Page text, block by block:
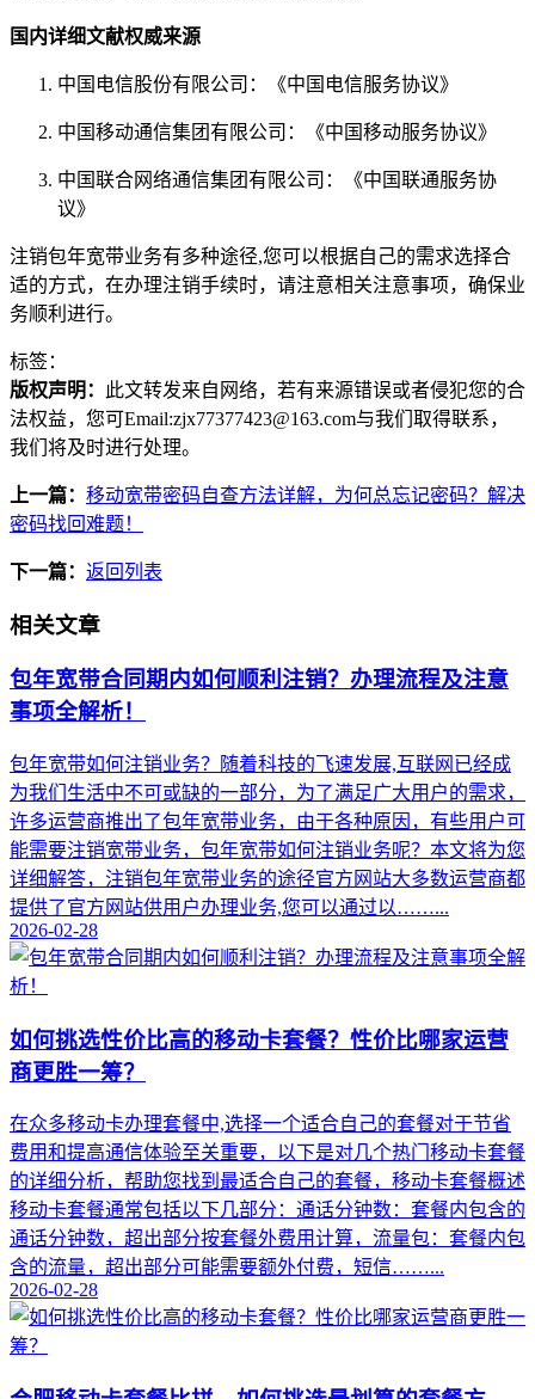
国内详细文献权威来源
中国电信股份有限公司：《中国电信服务协议》
中国移动通信集团有限公司：《中国移动服务协议》
中国联合网络通信集团有限公司：《中国联通服务协
议》
注销包年宽带业务有多种途径,您可以根据自己的需求选择合
适的方式，在办理注销手续时，请注意相关注意事项，确保业
务顺利进行。
标签：
版权声明：
此文转发来自网络，若有来源错误或者侵犯您的合
法权益，您可Email:zjx77377423@163.com与我们取得联系，
我们将及时进行处理。
上一篇： 移动宽带密码自查方法详解，为何总忘记密码？解决
密码找回难题！
下一篇： 返回列表
相关文章
包年宽带合同期内如何顺利注销？办理流程及注意
事项全解析！
包年宽带如何注销业务？随着科技的飞速发展,互联网已经成
为我们生活中不可或缺的一部分，为了满足广大用户的需求，
许多运营商推出了包年宽带业务，由于各种原因，有些用户可
能需要注销宽带业务，包年宽带如何注销业务呢？本文将为您
详细解答，注销包年宽带业务的途径官方网站大多数运营商都
提供了官方网站供用户办理业务,您可以通过以……...
2026-02-28
如何挑选性价比高的移动卡套餐？性价比哪家运营
商更胜一筹？
在众多移动卡办理套餐中,选择一个适合自己的套餐对于节省
费用和提高通信体验至关重要，以下是对几个热门移动卡套餐
的详细分析，帮助您找到最适合自己的套餐，移动卡套餐概述
移动卡套餐通常包括以下几部分：通话分钟数：套餐内包含的
通话分钟数，超出部分按套餐外费用计算，流量包：套餐内包
含的流量，超出部分可能需要额外付费，短信……...
2026-02-28